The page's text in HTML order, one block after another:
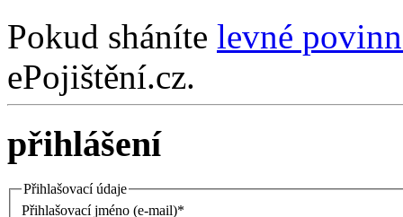
Pokud sháníte levné
ePojištění.cz.
přihlášení
Přihlašovací údaje
Přihlašovací jméno (e-mail)*